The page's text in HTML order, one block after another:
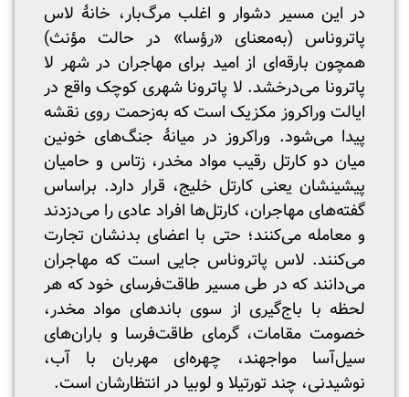
در این مسیر دشوار و اغلب مرگ‌بار، خانۀ لاس
پاتروناس (به‌معنای «رؤسا» در حالت مؤنث)
همچون بارقه‌ای از امید برای مهاجران در شهر لا
پاترونا می‌درخشد. لا پاترونا شهری کوچک واقع در
ایالت وراکروز مکزیک است که به‌زحمت روی نقشه
پیدا می‌شود. وراکروز در میانۀ جنگ‌های خونین
میان دو کارتل رقیب مواد مخدر، زتاس و حامیان
پیشینشان یعنی کارتل خلیج، قرار دارد. براساس
گفته‌های مهاجران، کارتل‌ها افراد عادی را می‌دزدند
و معامله می‌کنند؛ حتی با اعضای بدنشان تجارت
می‌کنند. لاس پاتروناس جایی است که مهاجران
می‌دانند که در طی مسیر طاقت‌فرسای خود که هر
لحظه با باج‌گیری از سوی باندهای مواد مخدر،
خصومت مقامات، گرمای طاقت‌فرسا و باران‌های
سیل‌آسا مواجهند، چهره‌ای مهربان با آب،
نوشیدنی، چند تورتیلا و لوبیا در انتظارشان است.